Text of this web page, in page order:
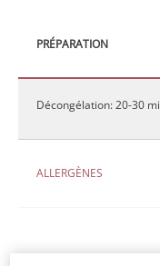
PRÉPARATION
Décongélation: 20-30
ALLERGÈNES